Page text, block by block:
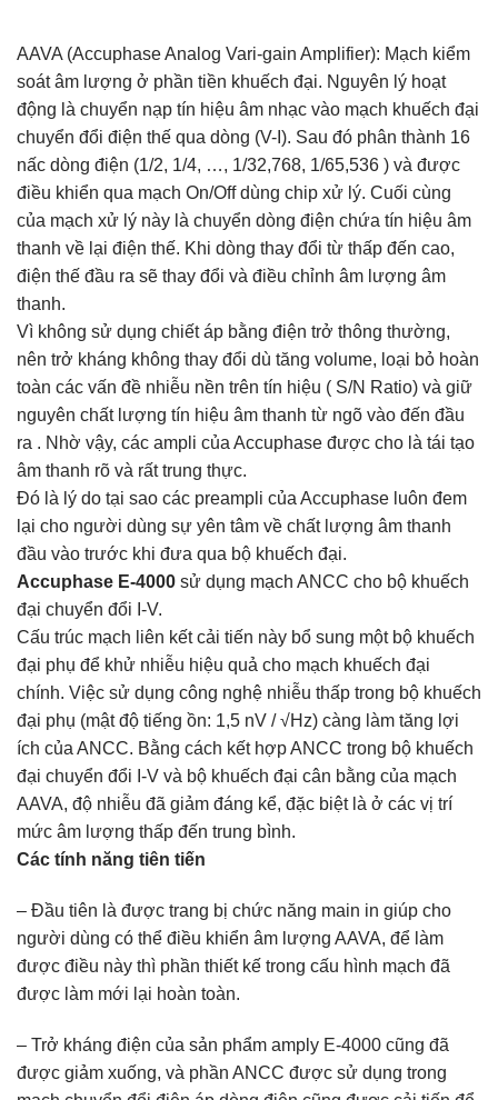
AAVA (Accuphase Analog Vari-gain Amplifier): Mạch kiểm
soát âm lượng ở phần tiền khuếch đại. Nguyên lý hoạt
động là chuyển nạp tín hiệu âm nhạc vào mạch khuếch đại
chuyển đổi điện thế qua dòng (V-I). Sau đó phân thành 16
nấc dòng điện (1/2, 1/4, …, 1/32,768, 1/65,536 ) và được
điều khiển qua mạch On/Off dùng chip xử lý. Cuối cùng
của mạch xử lý này là chuyển dòng điện chứa tín hiệu âm
thanh về lại điện thế. Khi dòng thay đổi từ thấp đến cao,
điện thế đầu ra sẽ thay đổi và điều chỉnh âm lượng âm
thanh.
Vì không sử dụng chiết áp bằng điện trở thông thường,
nên trở kháng không thay đổi dù tăng volume, loại bỏ hoàn
toàn các vấn đề nhiễu nền trên tín hiệu ( S/N Ratio) và giữ
nguyên chất lượng tín hiệu âm thanh từ ngõ vào đến đầu
ra . Nhờ vậy, các ampli của Accuphase được cho là tái tạo
âm thanh rõ và rất trung thực.
Đó là lý do tại sao các preampli của Accuphase luôn đem
lại cho người dùng sự yên tâm về chất lượng âm thanh
đầu vào trước khi đưa qua bộ khuếch đại.
Accuphase E-4000 sử dụng mạch ANCC cho bộ khuếch
đại chuyển đổi I-V.
Cấu trúc mạch liên kết cải tiến này bổ sung một bộ khuếch
đại phụ để khử nhiễu hiệu quả cho mạch khuếch đại
chính. Việc sử dụng công nghệ nhiễu thấp trong bộ khuếch
đại phụ (mật độ tiếng ồn: 1,5 nV / √Hz) càng làm tăng lợi
ích của ANCC. Bằng cách kết hợp ANCC trong bộ khuếch
đại chuyển đổi I-V và bộ khuếch đại cân bằng của mạch
AAVA, độ nhiễu đã giảm đáng kể, đặc biệt là ở các vị trí
mức âm lượng thấp đến trung bình.
Các tính năng tiên tiến
– Đầu tiên là được trang bị chức năng main in giúp cho
người dùng có thể điều khiển âm lượng AAVA, để làm
được điều này thì phần thiết kế trong cấu hình mạch đã
được làm mới lại hoàn toàn.
– Trở kháng điện của sản phẩm amply E-4000 cũng đã
được giảm xuống, và phần ANCC được sử dụng trong